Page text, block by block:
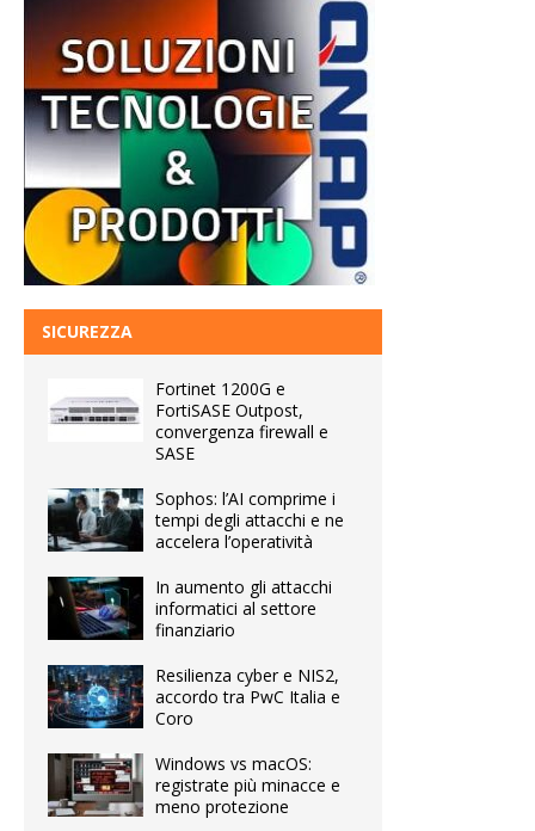
SICUREZZA
Fortinet 1200G e
FortiSASE Outpost,
convergenza firewall e
SASE
Sophos: l’AI comprime i
tempi degli attacchi e ne
accelera l’operatività
In aumento gli attacchi
informatici al settore
finanziario
Resilienza cyber e NIS2,
accordo tra PwC Italia e
Coro
Windows vs macOS:
registrate più minacce e
meno protezione